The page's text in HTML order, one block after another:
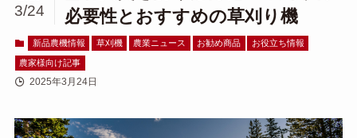
必要性とおすすめの草刈り機
3/24
新品農機情報 草刈機 農業ニュース お勧め商品 お役立ち情報
農家様向け記事
2025年3月24日